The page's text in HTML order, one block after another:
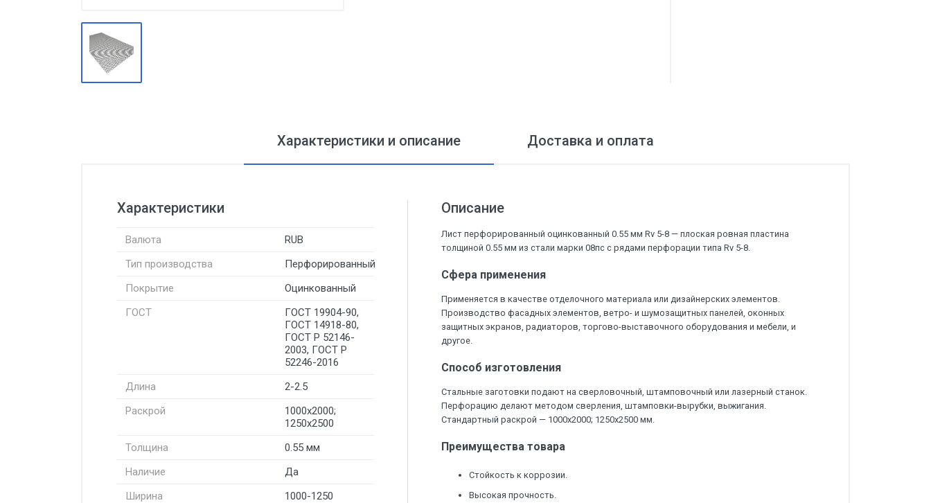
метизы
Оцинкованный металлопрокат
Запорная арматура
Характеристики и описание Доставка и оплата
Характеристики
Валюта
RUB
Тип производства
Перфорированный
Покрытие
Оцинкованный
ГОСТ
ГОСТ 19904-90,
ГОСТ 14918-80,
ГОСТ Р 52146-
2003, ГОСТ Р
52246-2016
Длина
2-2.5
Раскрой
1000х2000;
1250х2500
Толщина
0.55 мм
Наличие
Да
Ширина
1000-1250
Описание
Лист перфорированный оцинкованный 0.55 мм Rv 5-8 — плоская ровная пластина
толщиной 0.55 мм из стали марки 08пс с рядами перфорации типа Rv 5-8.
Сфера применения
Применяется в качестве отделочного материала или дизайнерских элементов.
Производство фасадных элементов, ветро- и шумозащитных панелей, оконных
защитных экранов, радиаторов, торгово-выставочного оборудования и мебели, и
другое.
Способ изготовления
Стальные заготовки подают на сверловочный, штамповочный или лазерный станок.
Перфорацию делают методом сверления, штамповки-вырубки, выжигания.
Стандартный раскрой — 1000х2000; 1250х2500 мм.
Преимущества товара
Стойкость к коррозии.
Высокая прочность.